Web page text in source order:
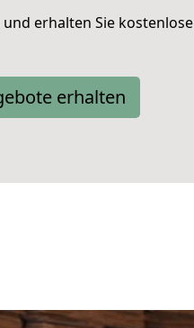
und erhalten Sie kostenlose
erhalten